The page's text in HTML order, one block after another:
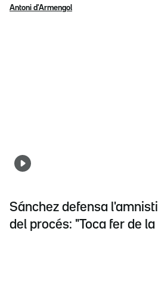
Antoni d'Armengol
Sánchez defensa
del procés: "Toca fer de